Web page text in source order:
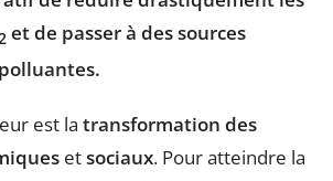
et de passer à des sources
est la transformation des
etsociaux. Pour atteindre la